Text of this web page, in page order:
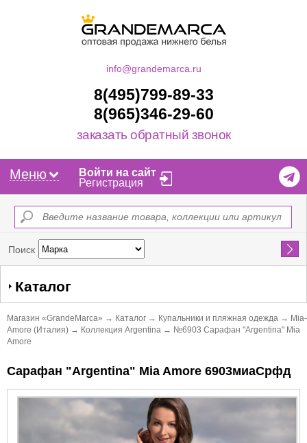
info@grandemarca.ru
8(495)799-89-33
8(965)346-29-60
заказать обратный звонок
Меню
Войти на сайт
Регистрация
Поиск Найти
Каталог
Магазин «GrandeMarca» → Каталог → Купальники и пляжная одежда → Mia-
Amore (Италия) → Коллекция Argentina → №6903 Сарафан "Argentina" Mia
Amore
Сарафан "Argentina" Mia Amore 6903миаСрфд